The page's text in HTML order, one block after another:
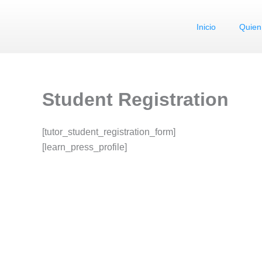
Inicio
Student Registration
[tutor_student_registration_form]
[learn_press_profile]